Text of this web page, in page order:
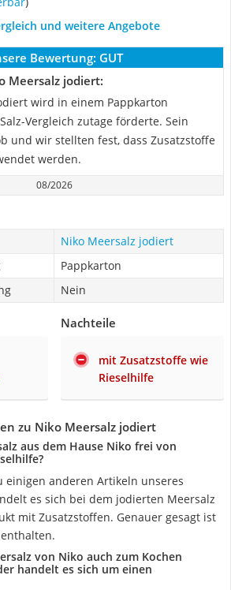
und weitere Angebote
Bewertung: GUT
Meersalz jodiert:
wird in einem Pappkarton
Vergleich zutage förderte. Sein
und wir stellten fest, dass Zusatzstoffe
werden.
08/2026
Niko Meersalz jodiert
Pappkarton
Nein
Nachteile
mit Zusatzstoffe wie
Rieselhilfe
zu Niko Meersalz jodiert
aus dem Hause Niko frei von
einigen anderen Artikeln unseres
es sich bei dem jodierten Meersalz
mit Zusatzstoffen. Genauer gesagt ist
von Niko auch zum Kochen
handelt es sich um einen